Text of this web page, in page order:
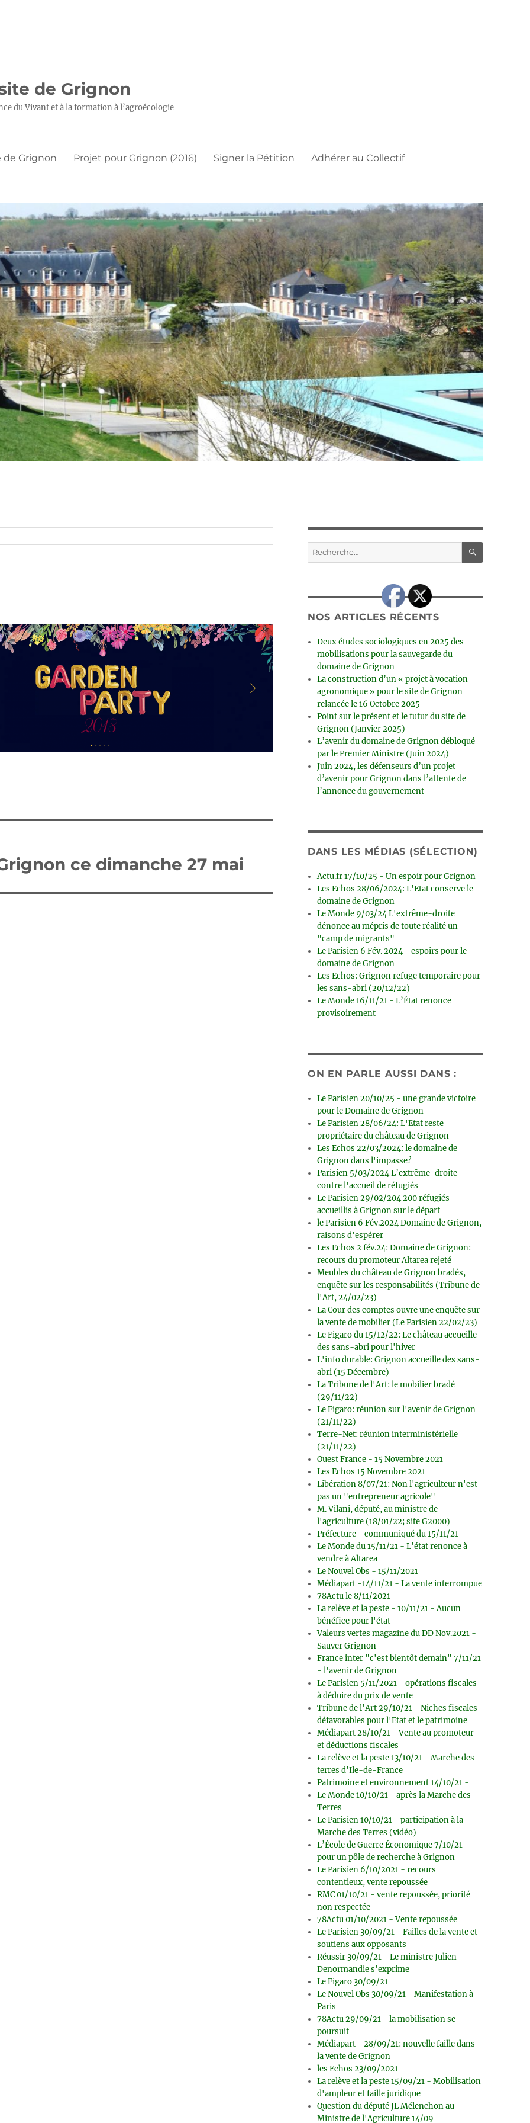
de Grignon
du Vivant et à la formation à l’agroécologie
de Grignon Projet pour Grignon (2016) Signer la Pétition Adhérer au Collectif
ce dimanche 27 mai
Recherche
pour :
NOS ARTICLES RÉCENTS
Deux études sociologiques en 2025 des
mobilisations pour la sauvegarde du
domaine de Grignon
La construction d’un « projet à vocation
agronomique » pour le site de Grignon
relancée le 16 Octobre 2025
Point sur le présent et le futur du site de
Grignon (Janvier 2025)
L’avenir du domaine de Grignon débloqué
par le Premier Ministre (Juin 2024)
Juin 2024, les défenseurs d’un projet
d’avenir pour Grignon dans l’attente de
l’annonce du gouvernement
DANS LES MÉDIAS (SÉLECTION)
Actu.fr 17/10/25 - Un espoir pour Grignon
Les Echos 28/06/2024: L'Etat conserve le
domaine de Grignon
Le Monde 9/03/24 L'extrême-droite
dénonce au mépris de toute réalité un
"camp de migrants"
Le Parisien 6 Fév. 2024 - espoirs pour le
domaine de Grignon
Les Echos: Grignon refuge temporaire pour
les sans-abri (20/12/22)
Le Monde 16/11/21 - L’État renonce
provisoirement
ON EN PARLE AUSSI DANS :
Le Parisien 20/10/25 - une grande victoire
pour le Domaine de Grignon
Le Parisien 28/06/24: L'Etat reste
propriétaire du château de Grignon
Les Echos 22/03/2024: le domaine de
Grignon dans l'impasse?
Parisien 5/03/2024 L’extrême-droite
contre l'accueil de réfugiés
Le Parisien 29/02/204 200 réfugiés
accueillis à Grignon sur le départ
le Parisien 6 Fév.2024 Domaine de Grignon,
raisons d'espérer
Les Echos 2 fév.24: Domaine de Grignon:
recours du promoteur Altarea rejeté
Meubles du château de Grignon bradés,
enquête sur les responsabilités (Tribune de
l'Art, 24/02/23)
La Cour des comptes ouvre une enquête sur
la vente de mobilier (Le Parisien 22/02/23)
Le Figaro du 15/12/22: Le château accueille
des sans-abri pour l'hiver
L'info durable: Grignon accueille des sans-
abri (15 Décembre)
La Tribune de l'Art: le mobilier bradé
(29/11/22)
Le Figaro: réunion sur l'avenir de Grignon
(21/11/22)
Terre-Net: réunion interministérielle
(21/11/22)
Ouest France - 15 Novembre 2021
Les Echos 15 Novembre 2021
Libération 8/07/21: Non l'agriculteur n'est
pas un "entrepreneur agricole"
M. Vilani, député, au ministre de
l'agriculture (18/01/22; site G2000)
Préfecture - communiqué du 15/11/21
Le Monde du 15/11/21 - L'état renonce à
vendre à Altarea
Le Nouvel Obs - 15/11/2021
Médiapart -14/11/21 - La vente interrompue
78Actu le 8/11/2021
La relève et la peste - 10/11/21 - Aucun
bénéfice pour l'état
Valeurs vertes magazine du DD Nov.2021 -
Sauver Grignon
France inter "c'est bientôt demain" 7/11/21
- l'avenir de Grignon
Le Parisien 5/11/2021 - opérations fiscales
à déduire du prix de vente
Tribune de l'Art 29/10/21 - Niches fiscales
défavorables pour l'Etat et le patrimoine
Médiapart 28/10/21 - Vente au promoteur
et déductions fiscales
La relève et la peste 13/10/21 - Marche des
terres d'Ile-de-France
Patrimoine et environnement 14/10/21 -
Le Monde 10/10/21 - après la Marche des
Terres
Le Parisien 10/10/21 - participation à la
Marche des Terres (vidéo)
L’École de Guerre Économique 7/10/21 -
pour un pôle de recherche à Grignon
Le Parisien 6/10/2021 - recours
contentieux, vente repoussée
RMC 01/10/21 - vente repoussée, priorité
non respectée
78Actu 01/10/2021 - Vente repoussée
Le Parisien 30/09/21 - Failles de la vente et
soutiens aux opposants
Réussir 30/09/21 - Le ministre Julien
Denormandie s'exprime
Le Figaro 30/09/21
Le Nouvel Obs 30/09/21 - Manifestation à
Paris
78Actu 29/09/21 - la mobilisation se
poursuit
Médiapart - 28/09/21: nouvelle faille dans
la vente de Grignon
les Echos 23/09/2021
La relève et la peste 15/09/21 - Mobilisation
d'ampleur et faille juridique
Question du député JL Mélenchon au
Ministre de l'Agriculture 14/09